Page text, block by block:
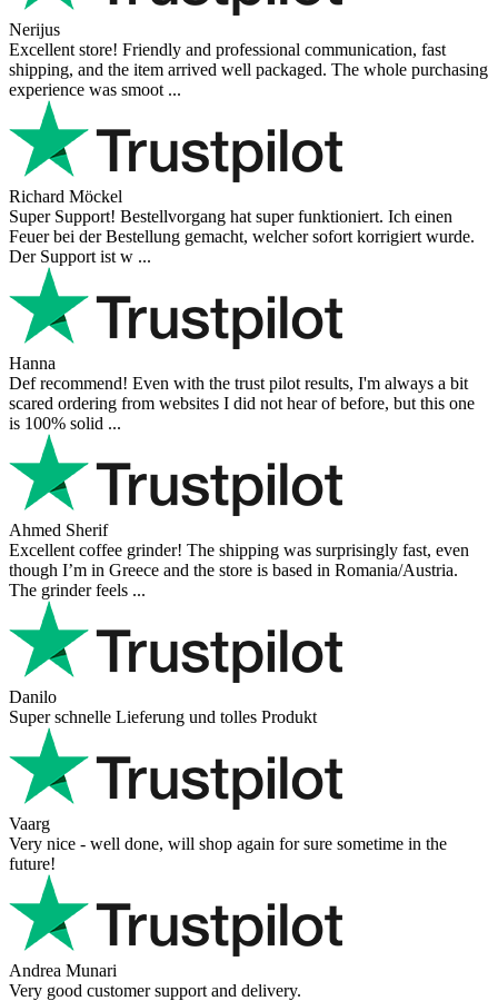
Nerijus
Excellent store! Friendly and professional communication, fast
shipping, and the item arrived well packaged. The whole purchasing
experience was smoot ...
Richard Möckel
Super Support! Bestellvorgang hat super funktioniert. Ich einen
Feuer bei der Bestellung gemacht, welcher sofort korrigiert wurde.
Der Support ist w ...
Hanna
Def recommend! Even with the trust pilot results, I'm always a bit
scared ordering from websites I did not hear of before, but this one
is 100% solid ...
Ahmed Sherif
Excellent coffee grinder! The shipping was surprisingly fast, even
though I’m in Greece and the store is based in Romania/Austria.
The grinder feels ...
Danilo
Super schnelle Lieferung und tolles Produkt
Vaarg
Very nice - well done, will shop again for sure sometime in the
future!
Andrea Munari
Very good customer support and delivery.